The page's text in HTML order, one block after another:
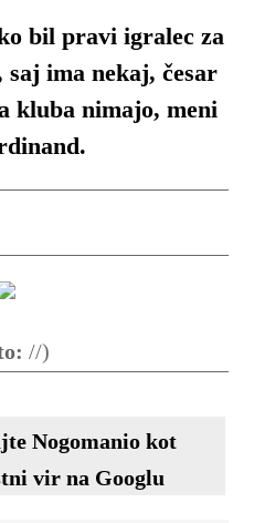
bil pravi igralec za
ima nekaj, česar
kluba nimajo, meni
//)
Nogomanio kot
vir na Googlu